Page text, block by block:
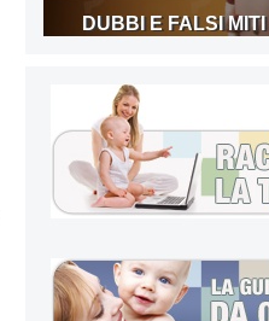
DUBBI E FALSI